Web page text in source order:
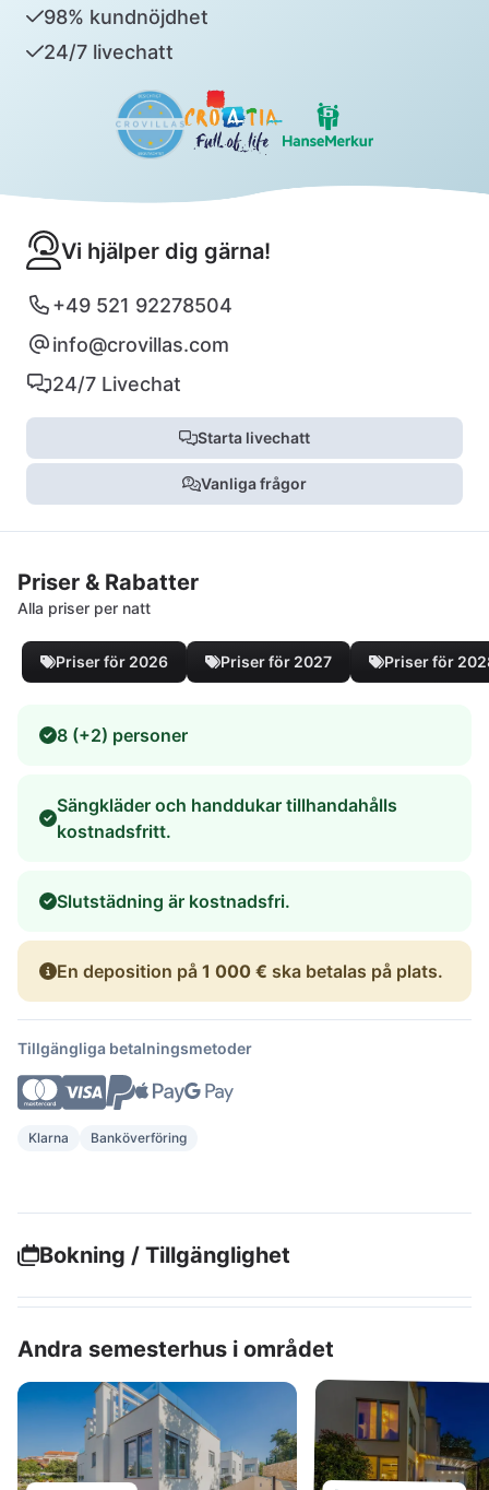
98% kundnöjdhet
24/7 livechatt
Vi hjälper dig gärna!
+49 521 92278504
info@crovillas.com
24/7 Livechat
Starta livechatt
Vanliga frågor
Priser & Rabatter
Alla priser per natt
Priser för 2026 Priser för 2027 Priser för
8 (+2) personer
Sängkläder och handdukar tillhandahålls
kostnadsfritt.
Slutstädning är kostnadsfri.
En deposition på 1 000 € ska betalas på plats.
Tillgängliga betalningsmetoder
Klarna Banköverföring
Bokning / Tillgänglighet
Andra semesterhus i området